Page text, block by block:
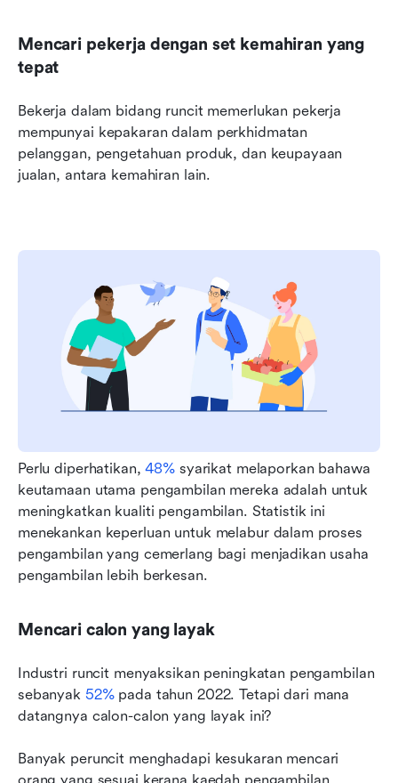
Mencari pekerja dengan set kemahiran yang
tepat
Bekerja dalam bidang runcit memerlukan pekerja
mempunyai kepakaran dalam perkhidmatan
pelanggan, pengetahuan produk, dan keupayaan
jualan, antara kemahiran lain.
Perlu diperhatikan, 48% syarikat melaporkan bahawa
keutamaan utama pengambilan mereka adalah untuk
meningkatkan kualiti pengambilan. Statistik ini
menekankan keperluan untuk melabur dalam proses
pengambilan yang cemerlang bagi menjadikan usaha
pengambilan lebih berkesan.
Mencari calon yang layak
Industri runcit menyaksikan peningkatan pengambilan
sebanyak 52% pada tahun 2022. Tetapi dari mana
datangnya calon-calon yang layak ini?
Banyak peruncit menghadapi kesukaran mencari